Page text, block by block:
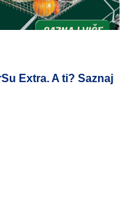
Extra. A ti? Saznaj